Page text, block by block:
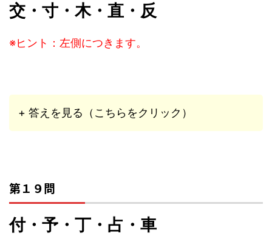
交・寸・木・直・反
※ヒント：左側につきます。
+ 答えを見る（こちらをクリック）
第１９問
付・予・丁・占・車